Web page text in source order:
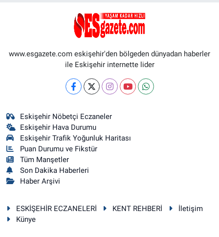
www.esgazete.com eskişehir'den bölgeden dünyadan haberler
ile Eskişehir internette lider
Eskişehir Nöbetçi Eczaneler
Eskişehir Hava Durumu
Eskişehir Trafik Yoğunluk Haritası
Puan Durumu ve Fikstür
Tüm Manşetler
Son Dakika Haberleri
Haber Arşivi
ESKİŞEHİR ECZANELERİ KENT REHBERİ
İletişim
Künye